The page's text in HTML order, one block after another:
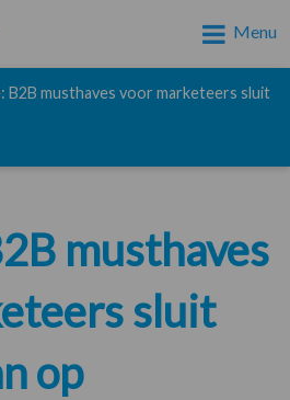
Menu
B2B musthaves voor marketeers sluit
musthaves
sluit
op